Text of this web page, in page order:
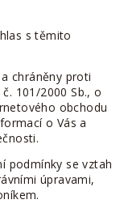
s těmito
chráněny proti
101/2000 Sb., o
obchodu
o Vás a
podmínky se vztah
úpravami,